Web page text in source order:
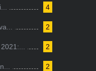
4
2
2
2